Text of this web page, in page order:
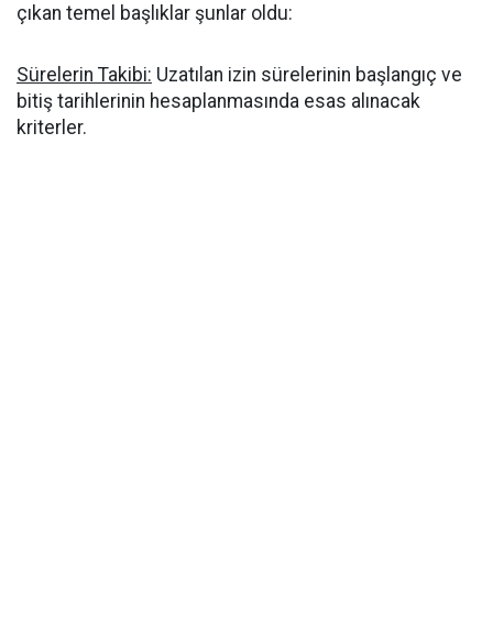
çıkan temel başlıklar şunlar oldu:
Sürelerin Takibi: Uzatılan izin sürelerinin başlangıç ve
bitiş tarihlerinin hesaplanmasında esas alınacak
kriterler.